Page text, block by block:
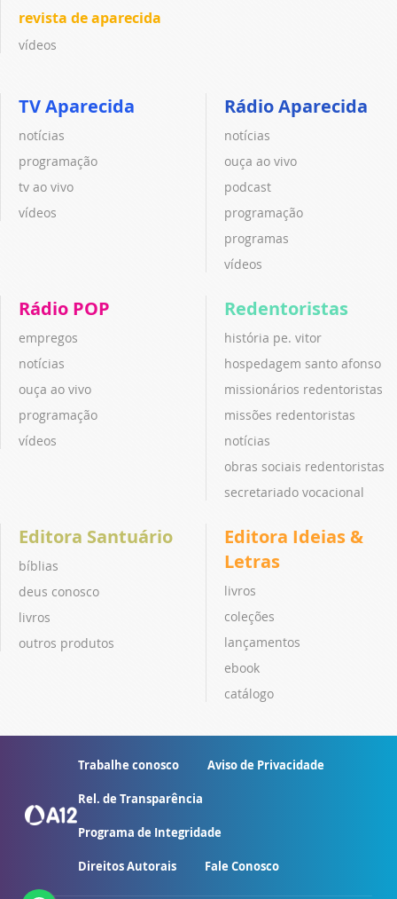
revista de aparecida
vídeos
TV Aparecida
notícias
programação
tv ao vivo
vídeos
Rádio Aparecida
notícias
ouça ao vivo
podcast
programação
programas
vídeos
Rádio POP
empregos
notícias
ouça ao vivo
programação
vídeos
Redentoristas
história pe. vitor
hospedagem santo afonso
missionários redentoristas
missões redentoristas
notícias
obras sociais redentoristas
secretariado vocacional
Editora Santuário
bíblias
deus conosco
livros
outros produtos
Editora Ideias &
Letras
livros
coleções
lançamentos
ebook
catálogo
Trabalhe conosco Aviso de Privacidade
Rel. de Transparência
Programa de Integridade
Direitos Autorais Fale Conosco